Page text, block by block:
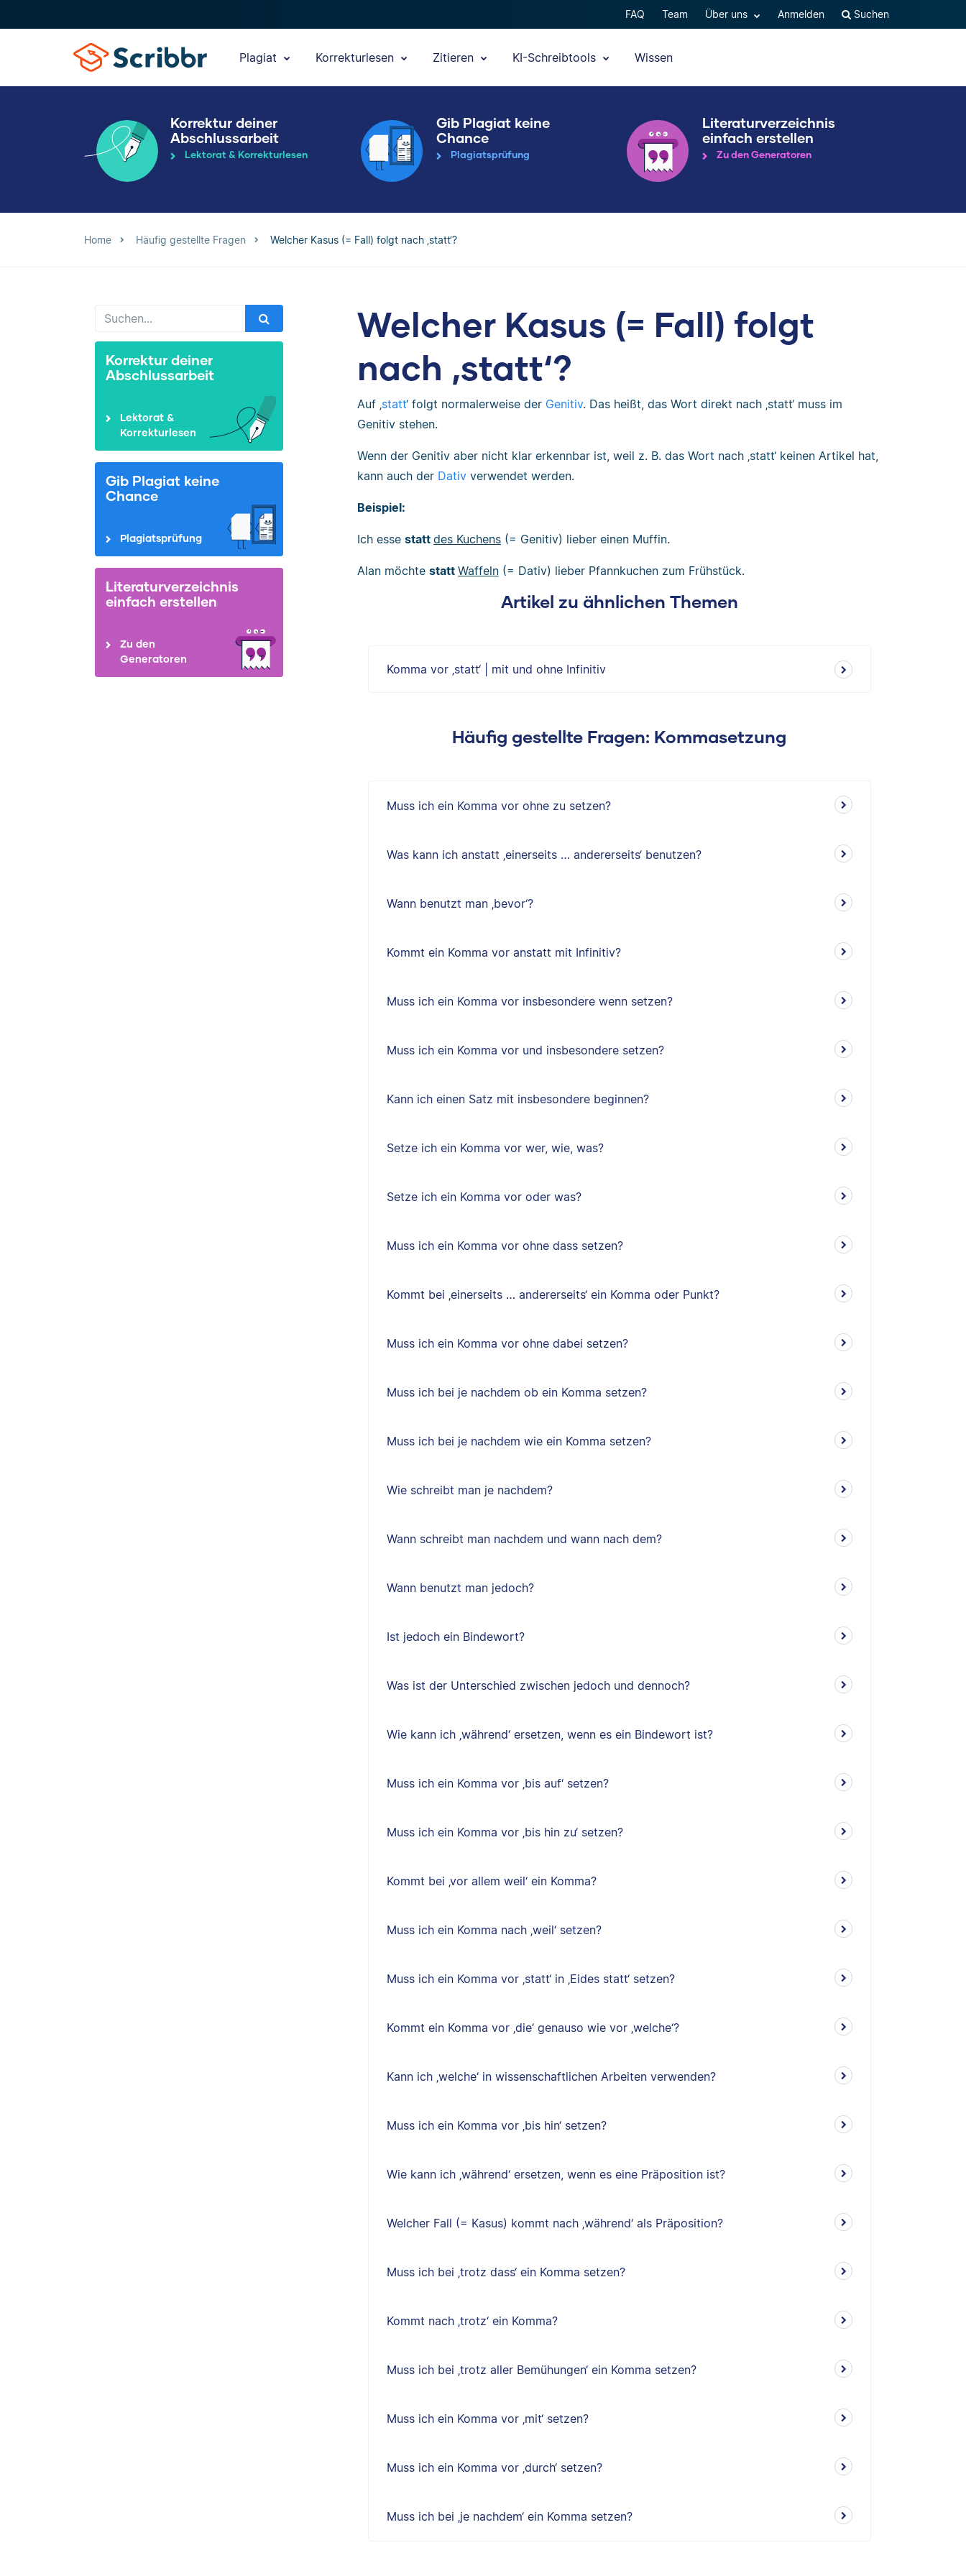
FAQ Team Über uns Anmelden Suchen
Plagiat Korrekturlesen Zitieren KI-Schreibtools Wissen
Korrektur deiner
Abschlussarbeit
Lektorat & Korrekturlesen
Gib Plagiat keine
Chance
Plagiatsprüfung
Literaturverzeichnis
einfach erstellen
Zu den Generatoren
Home Häufig gestellte Fragen Welcher Kasus (= Fall) folgt nach ‚statt‘?
Korrektur deiner
Abschlussarbeit
Lektorat &
Korrekturlesen
Gib Plagiat keine
Chance
Plagiatsprüfung
Literaturverzeichnis
einfach erstellen
Zu den
Generatoren
Welcher Kasus (= Fall) folgt
nach ‚statt‘?
Auf ‚statt‘ folgt normalerweise der Genitiv. Das heißt, das Wort direkt nach ‚statt‘ muss im
Genitiv stehen.
Wenn der Genitiv aber nicht klar erkennbar ist, weil z. B. das Wort nach ‚statt‘ keinen Artikel hat,
kann auch der Dativverwendet werden.
Beispiel:
Ich esse statt des Kuchens(= Genitiv) lieber einen Muffin.
Alan möchte statt Waffeln(= Dativ) lieber Pfannkuchen zum Frühstück.
Artikel zu ähnlichen Themen
Komma vor ‚statt‘ | mit und ohne Infinitiv
Häufig gestellte Fragen: Kommasetzung
Muss ich ein Komma vor ohne zu setzen?
Was kann ich anstatt ‚einerseits … andererseits‘ benutzen?
Wann benutzt man ‚bevor‘?
Kommt ein Komma vor anstatt mit Infinitiv?
Muss ich ein Komma vor insbesondere wenn setzen?
Muss ich ein Komma vor und insbesondere setzen?
Kann ich einen Satz mit insbesondere beginnen?
Setze ich ein Komma vor wer, wie, was?
Setze ich ein Komma vor oder was?
Muss ich ein Komma vor ohne dass setzen?
Kommt bei ‚einerseits … andererseits‘ ein Komma oder Punkt?
Muss ich ein Komma vor ohne dabei setzen?
Muss ich bei je nachdem ob ein Komma setzen?
Muss ich bei je nachdem wie ein Komma setzen?
Wie schreibt man je nachdem?
Wann schreibt man nachdem und wann nach dem?
Wann benutzt man jedoch?
Ist jedoch ein Bindewort?
Was ist der Unterschied zwischen jedoch und dennoch?
Wie kann ich ‚während‘ ersetzen, wenn es ein Bindewort ist?
Muss ich ein Komma vor ‚bis auf‘ setzen?
Muss ich ein Komma vor ‚bis hin zu‘ setzen?
Kommt bei ‚vor allem weil‘ ein Komma?
Muss ich ein Komma nach ‚weil‘ setzen?
Muss ich ein Komma vor ‚statt‘ in ‚Eides statt‘ setzen?
Kommt ein Komma vor ‚die‘ genauso wie vor ‚welche‘?
Kann ich ‚welche‘ in wissenschaftlichen Arbeiten verwenden?
Muss ich ein Komma vor ‚bis hin‘ setzen?
Wie kann ich ‚während‘ ersetzen, wenn es eine Präposition ist?
Welcher Fall (= Kasus) kommt nach ‚während‘ als Präposition?
Muss ich bei ‚trotz dass‘ ein Komma setzen?
Kommt nach ‚trotz‘ ein Komma?
Muss ich bei ‚trotz aller Bemühungen‘ ein Komma setzen?
Muss ich ein Komma vor ‚mit‘ setzen?
Muss ich ein Komma vor ‚durch‘ setzen?
Muss ich bei ‚je nachdem‘ ein Komma setzen?